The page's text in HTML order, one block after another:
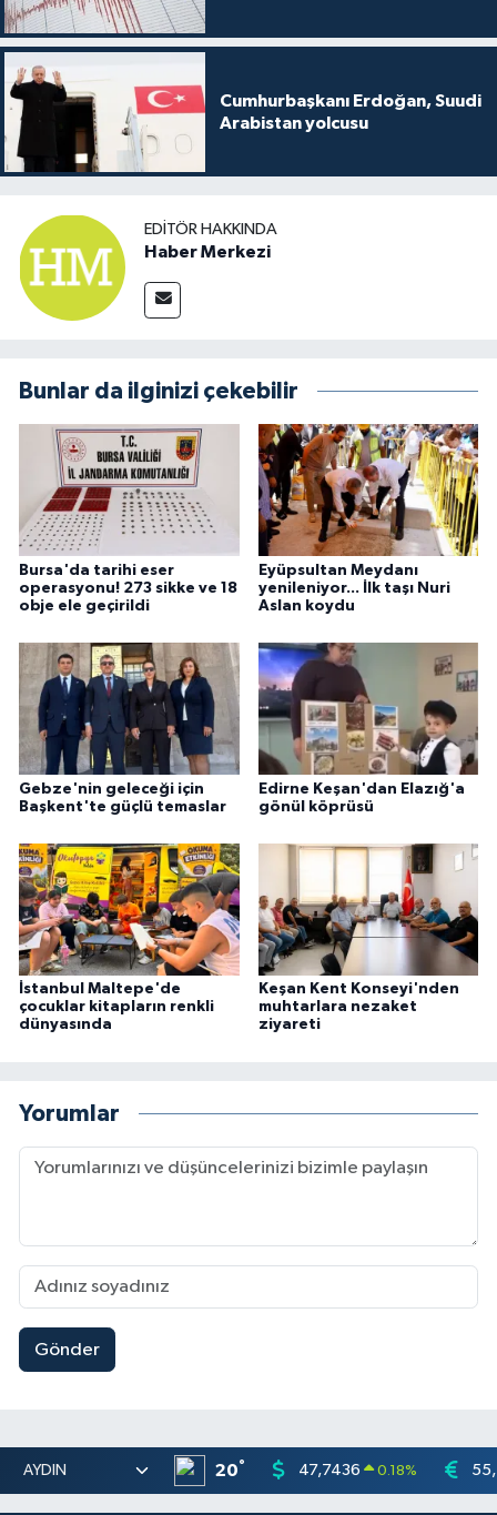
Cumhurbaşkanı Erdoğan, Suudi
Arabistan yolcusu
EDITÖR HAKKINDA
Haber Merkezi
Bunlar da ilginizi çekebilir
Bursa'da tarihi eser
operasyonu! 273 sikke ve 18
obje ele geçirildi
Eyüpsultan Meydanı
yenileniyor... İlk taşı Nuri
Aslan koydu
Gebze'nin geleceği için
Başkent'te güçlü temaslar
Edirne Keşan'dan Elazığ'a
gönül köprüsü
İstanbul Maltepe'de
çocuklar kitapların renkli
dünyasında
Keşan Kent Konseyi'nden
muhtarlara nezaket
ziyareti
Yorumlar
Gönder
20° 47,7436 0.18%